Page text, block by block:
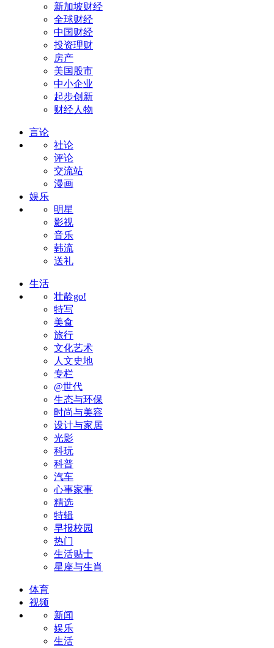
新加坡财经
全球财经
中国财经
投资理财
房产
美国股市
中小企业
起步创新
财经人物
言论
社论
评论
交流站
漫画
娱乐
明星
影视
音乐
韩流
送礼
生活
壮龄go!
特写
美食
旅行
文化艺术
人文史地
专栏
@世代
生态与环保
时尚与美容
设计与家居
光影
科玩
科普
汽车
心事家事
精选
特辑
早报校园
热门
生活贴士
星座与生肖
体育
视频
新闻
娱乐
生活